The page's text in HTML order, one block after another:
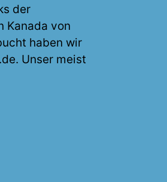
der
Kanada von
haben wir
Unser meist